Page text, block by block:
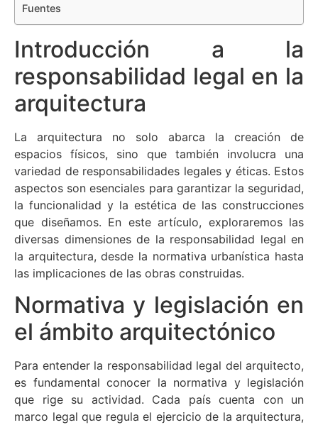
Fuentes
Introducción a la
responsabilidad legal en la
arquitectura
La arquitectura no solo abarca la creación de
espacios físicos, sino que también involucra una
variedad de responsabilidades legales y éticas. Estos
aspectos son esenciales para garantizar la seguridad,
la funcionalidad y la estética de las construcciones
que diseñamos. En este artículo, exploraremos las
diversas dimensiones de la responsabilidad legal en
la arquitectura, desde la normativa urbanística hasta
las implicaciones de las obras construidas.
Normativa y legislación en
el ámbito arquitectónico
Para entender la responsabilidad legal del arquitecto,
es fundamental conocer la normativa y legislación
que rige su actividad. Cada país cuenta con un
marco legal que regula el ejercicio de la arquitectura,